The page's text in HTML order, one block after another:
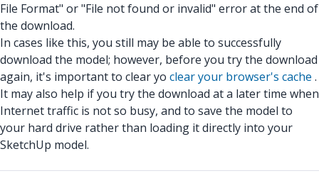
File Format" or "File not found or invalid" error at the end of
the download.
In cases like this, you still may be able to successfully
download the model; however, before you try the download
again, it's important to clear yo clear your browser's cache .
It may also help if you try the download at a later time when
Internet traffic is not so busy, and to save the model to
your hard drive rather than loading it directly into your
SketchUp model.